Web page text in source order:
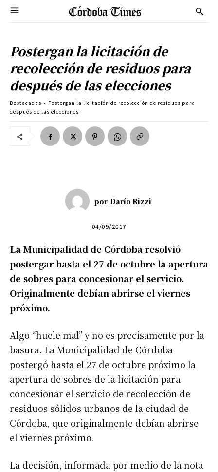
Postergan la licitación de
recolección de residuos para
después de las elecciones
Destacadas
Postergan la licitación de recolección de residuos para
después de las elecciones
por Darío Rizzi
04/09/2017
La Municipalidad de Córdoba resolvió
postergar hasta el 27 de octubre la apertura
de sobres para concesionar el servicio.
Originalmente debían abrirse el viernes
próximo.
Algo “huele mal” y no es precisamente por la
basura. La Municipalidad de Córdoba
postergó hasta el 27 de octubre próximo la
apertura de sobres de la licitación para
concesionar el servicio de recolección de
residuos sólidos urbanos de la ciudad de
Córdoba, que originalmente debían abrirse
el viernes próximo.
La decisión, informada por medio de la nota